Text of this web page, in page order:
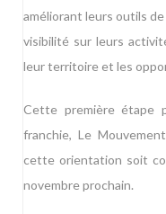
améliorant leurs outils
visibilité sur leurs
leur territoire et les
Cette première étape
franchie, Le
cette orientation soit
novembre prochain.